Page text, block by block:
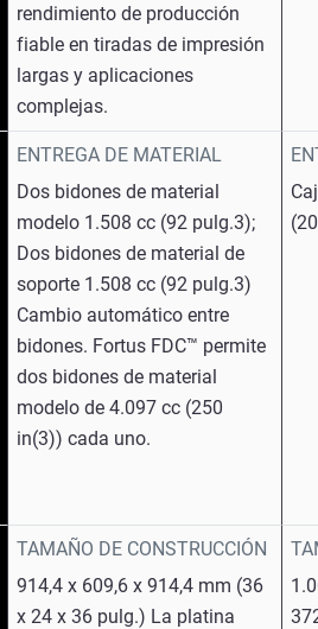
rendimiento de producción
fiable en tiradas de impresión
largas y aplicaciones
complejas.
ENTREGA DE MATERIAL
Dos bidones de material
modelo 1.508 cc (92 pulg.3);
Dos bidones de material de
soporte 1.508 cc (92 pulg.3)
Cambio automático entre
bidones. Fortus FDC™ permite
dos bidones de material
modelo de 4.097 cc (250
in(3)) cada uno.
TAMAÑO DE CONSTRUCCIÓN
914,4 x 609,6 x 914,4 mm (36
x 24 x 36 pulg.) La platina